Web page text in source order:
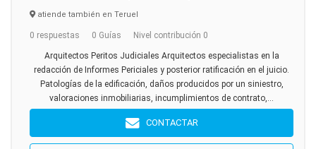
atiende también en Teruel
0 respuestas 0 Guías Nivel contribución 0
Arquitectos Peritos Judiciales Arquitectos especialistas en la
redacción de Informes Periciales y posterior ratificación en el juicio.
Patologías de la edificación, daños producidos por un siniestro,
valoraciones inmobiliarias, incumplimientos de contrato,...
CONTACTAR